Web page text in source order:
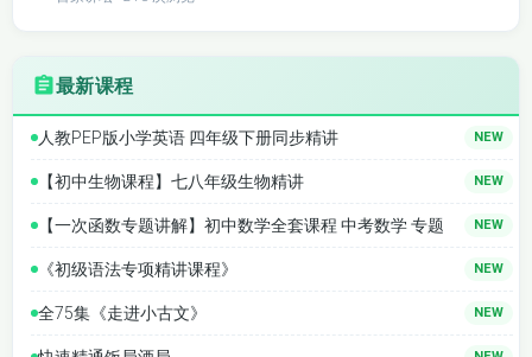
最新课程
人教PEP版小学英语 四年级下册同步精讲 NEW
【初中生物课程】七八年级生物精讲 NEW
【一次函数专题讲解】初中数学全套课程 中考数学 专题 NEW
《初级语法专项精讲课程》 NEW
全75集《走进小古文》 NEW